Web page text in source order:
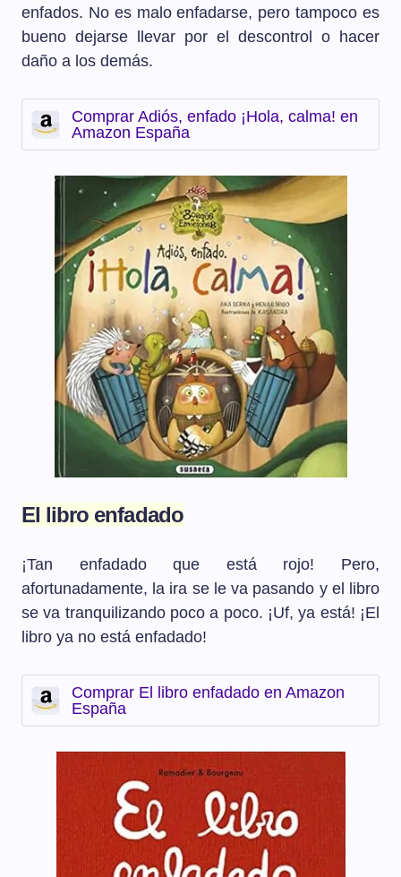
enfados. No es malo enfadarse, pero tampoco es
bueno dejarse llevar por el descontrol o hacer
daño a los demás.
Comprar Adiós, enfado ¡Hola, calma! en
Amazon España
El libro enfadado
¡Tan enfadado que está rojo! Pero,
afortunadamente, la ira se le va pasando y el libro
se va tranquilizando poco a poco. ¡Uf, ya está! ¡El
libro ya no está enfadado!
Comprar El libro enfadado en Amazon
España